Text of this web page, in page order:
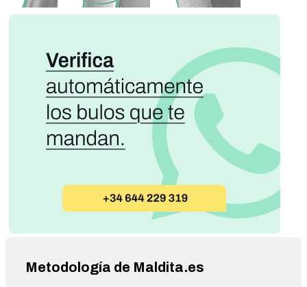
Metodología de Maldita.es